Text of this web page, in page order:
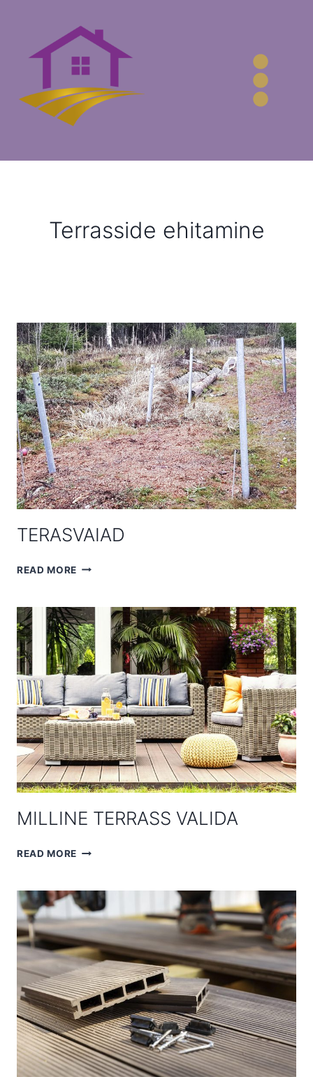
content
Terrasside ehitamine
TERASVAIAD
READ MORE TERASVAIAD
MILLINE TERRASS VALIDA
READ MORE MILLINE